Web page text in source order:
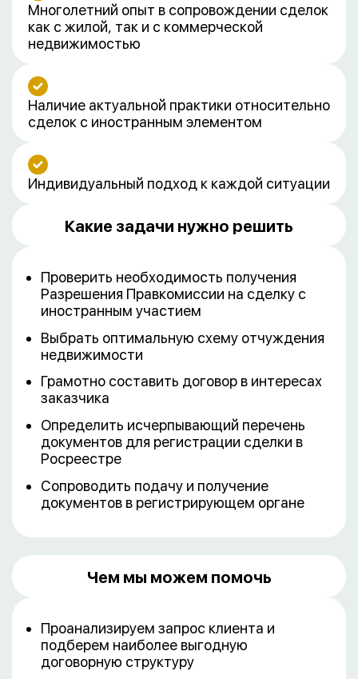
Многолетний опыт в сопровождении сделок
как с жилой, так и с коммерческой
недвижимостью
Наличие актуальной практики относительно
сделок с иностранным элементом
Индивидуальный подход к каждой ситуации
Какие задачи нужно решить
Проверить необходимость получения
Разрешения Правкомиссии на сделку с
иностранным участием
Выбрать оптимальную схему отчуждения
недвижимости
Грамотно составить договор в интересах
заказчика
Определить исчерпывающий перечень
документов для регистрации сделки в
Росреестре
Сопроводить подачу и получение
документов в регистрирующем органе
Чем мы можем помочь
Проанализируем запрос клиента и
подберем наиболее выгодную
договорную структуру